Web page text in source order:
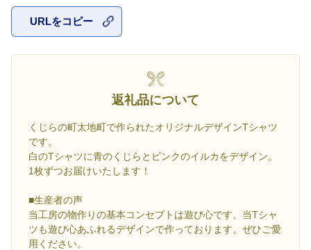
URLをコピー
返礼品について
くじらの町太地町で作られたオリジナルデザインTシャツ
です。
白のTシャツに青のくじらとピンクのイルカをデザイン。
1枚ずつお届けいたします！
■生産者の声
当工房の物作りの基本コンセプトは遊び心です。当Tシャ
ツも遊び心あふれるデザインで作っております。ぜひご愛
用ください。